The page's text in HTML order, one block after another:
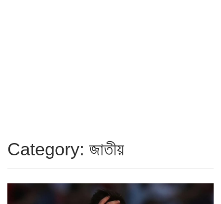
Category: জাতীয়